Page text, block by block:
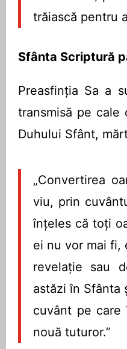
trăiască pentru
Sfânta Scriptură
Preasfinția Sa a
transmisă pe cale
Duhului Sfânt,
„Convertirea
viu, prin
înţeles că toţi
ei nu vor mai fi,
revelaţie sau
astăzi în Sfânta
cuvânt pe care
nouă tuturor.”